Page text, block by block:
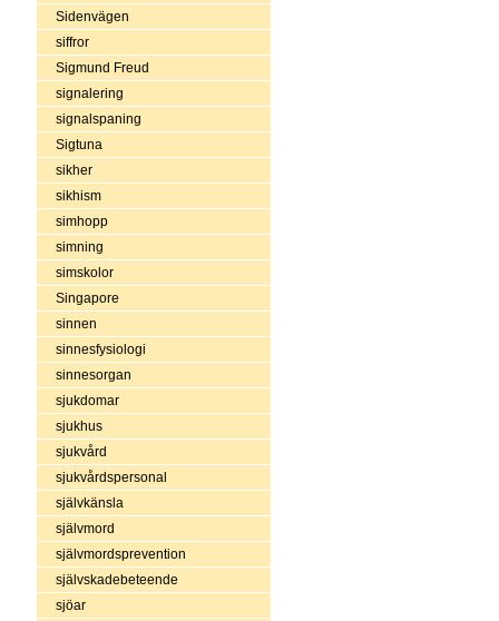
Sidenvägen
siffror
Sigmund Freud
signalering
signalspaning
Sigtuna
sikher
sikhism
simhopp
simning
simskolor
Singapore
sinnen
sinnesfysiologi
sinnesorgan
sjukdomar
sjukhus
sjukvård
sjukvårdspersonal
självkänsla
självmord
självmordsprevention
självskadebeteende
sjöar